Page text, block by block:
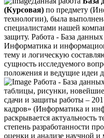
(Курсовая) по предмету
технологии), была
специалистами нашей
защиту. Работа - База
Информатика и
тему и логическую
сущность исследуемого
положения и ведущие идеи
Работа - База
таблицы, рисунки,
сдачи и защиты работы –
кадров» (Информатика и
раскрывается актуальность
степень разработанности
оценки и анализе научной и